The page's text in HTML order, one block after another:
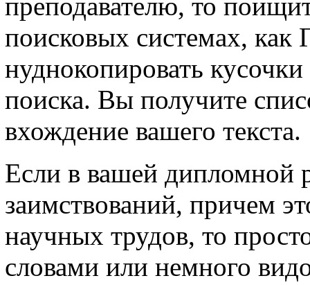
поисковых системах, как
нуднокопировать кусочки
поиска. Вы получите
вхождение вашего текста.
Если в вашей дипломной
заимствований, причем
научных трудов, то
словами или немного